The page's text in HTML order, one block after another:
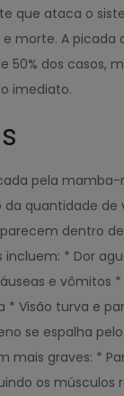
que ataca o
e morte. A
50% dos casos,
imediato.
pela
da quantidade de
dentro
incluem: * Dor
e vômitos
* Visão turva e
se espalha
mais graves: *
os músculos